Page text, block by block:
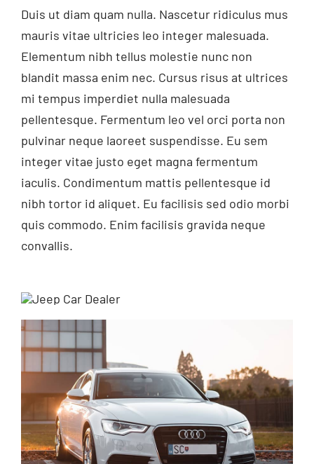
Duis ut diam quam nulla. Nascetur ridiculus mus
mauris vitae ultricies leo integer malesuada.
Elementum nibh tellus molestie nunc non
blandit massa enim nec. Cursus risus at ultrices
mi tempus imperdiet nulla malesuada
pellentesque. Fermentum leo vel orci porta non
pulvinar neque laoreet suspendisse. Eu sem
integer vitae justo eget magna fermentum
iaculis. Condimentum mattis pellentesque id
nibh tortor id aliquet. Eu facilisis sed odio morbi
quis commodo. Enim facilisis gravida neque
convallis.